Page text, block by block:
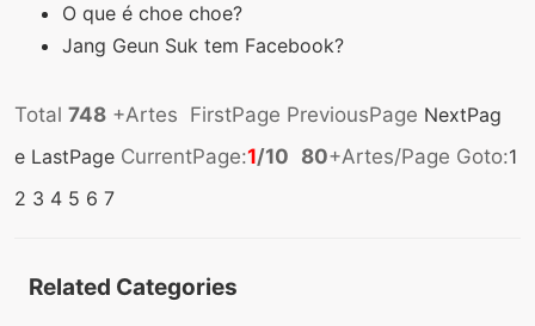
O que é choe choe?
Jang Geun Suk tem Facebook?
Total 748 +Artes FirstPage PreviousPage NextPag
e LastPage CurrentPage:1/10 80+Artes/Page Goto:1
2 3 4 5 6 7
Related Categories